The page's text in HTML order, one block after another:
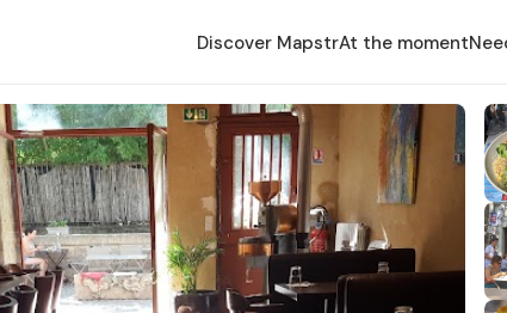
Discover MapstrAt the moment